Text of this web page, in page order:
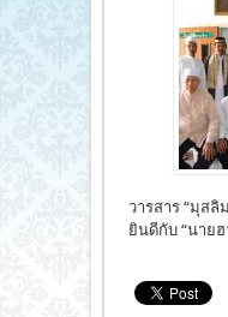
วารสาร “มุส
ยินดีกับ “นายฮ